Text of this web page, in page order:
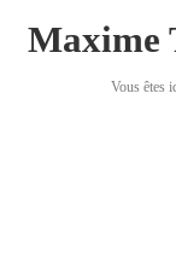
Catégorie
Maxime
Vous êtes